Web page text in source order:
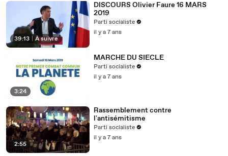
39:13 À suivre
DISCOURS Olivier Faure 16 MARS
2019
Parti socialiste
il y a 7 ans
3:24
MARCHE DU SIECLE
Parti socialiste
il y a 7 ans
2:55
Rassemblement contre
l'antisémitisme
Parti socialiste
il y a 7 ans